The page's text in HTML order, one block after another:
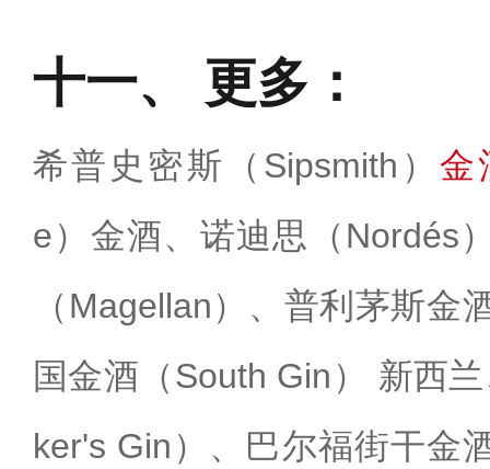
更多：
希普史密斯（Sipsmith）金
e）金酒、诺迪思（Nordés
（Magellan）、普利茅斯金
国金酒（South Gin） 新西
ker's Gin）、巴尔福街干金